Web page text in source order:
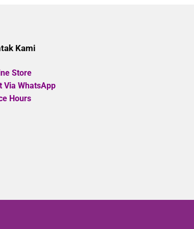
Kami
Store
Via WhatsApp
Hours